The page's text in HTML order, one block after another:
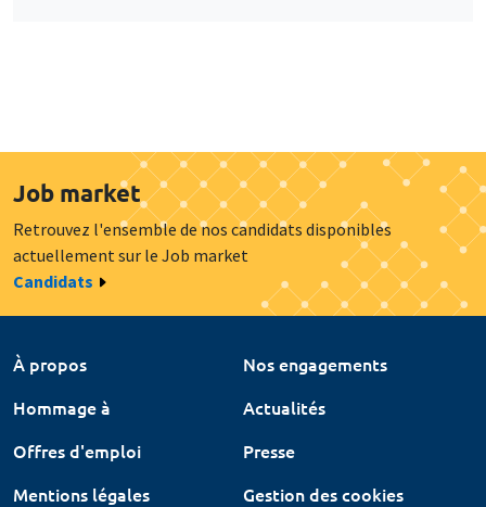
Job market
Retrouvez l'ensemble de nos candidats disponibles
actuellement sur le Job market
Candidats
À propos
Nos engagements
Hommage à
Actualités
Offres d'emploi
Presse
Mentions légales
Gestion des cookies